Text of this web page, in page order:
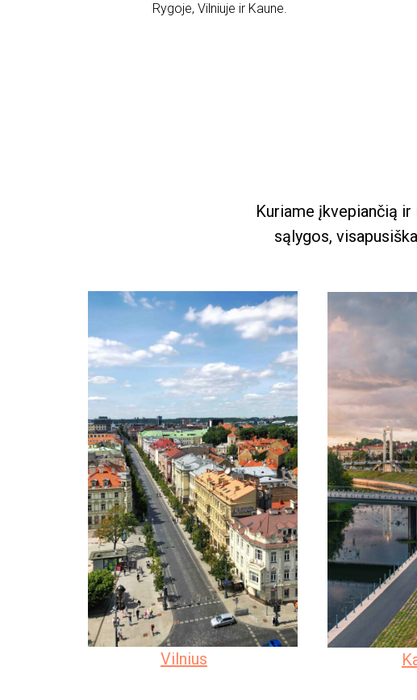
Rygoje, Vilniuje ir Kaune.
Vilnius
Kuriame įkvepiančią
sąlygos,